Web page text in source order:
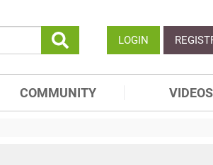
LOGIN
COMMUNITY VIDEOS